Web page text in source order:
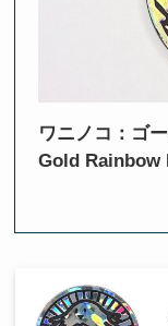
ワニノコ：ゴ
Gold Rainbow